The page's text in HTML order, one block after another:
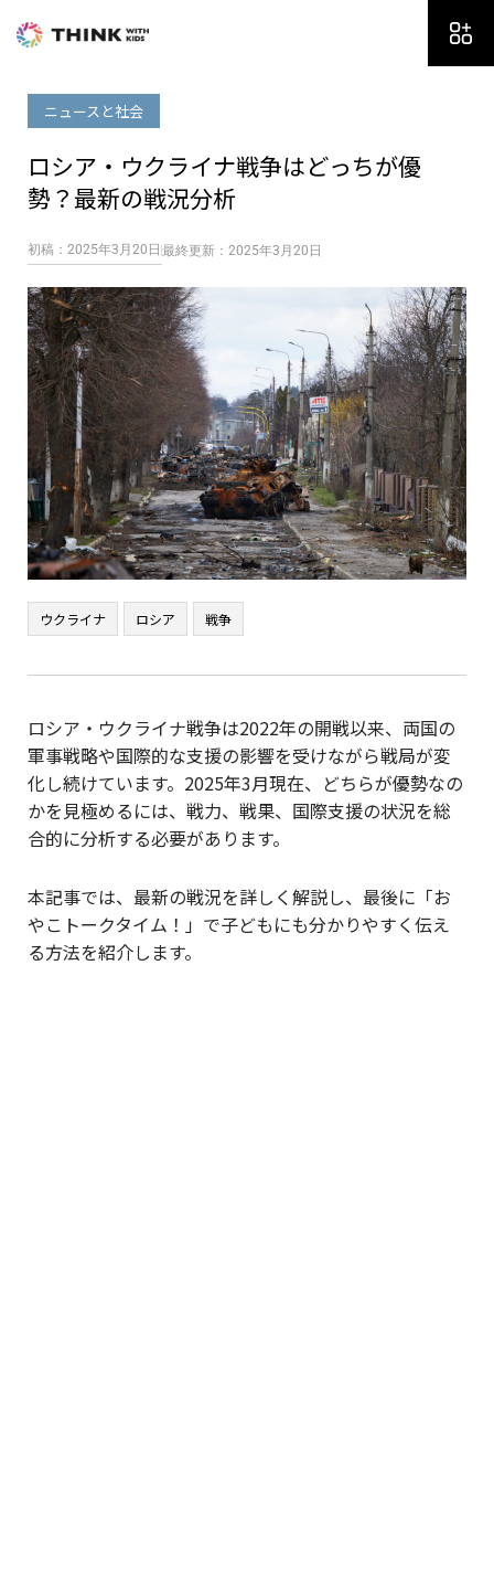
ニュースと社会
ロシア・ウクライナ戦争はどっちが優
勢？最新の戦況分析
初稿：2025年3月20日 最終更新：2025年3月20日
ウクライナ ロシア 戦争
ロシア・ウクライナ戦争は2022年の開戦以来、両国の
軍事戦略や国際的な支援の影響を受けながら戦局が変
化し続けています。2025年3月現在、どちらが優勢なの
かを見極めるには、戦力、戦果、国際支援の状況を総
合的に分析する必要があります。
本記事では、最新の戦況を詳しく解説し、最後に「お
やこトークタイム！」で子どもにも分かりやすく伝え
る方法を紹介します。